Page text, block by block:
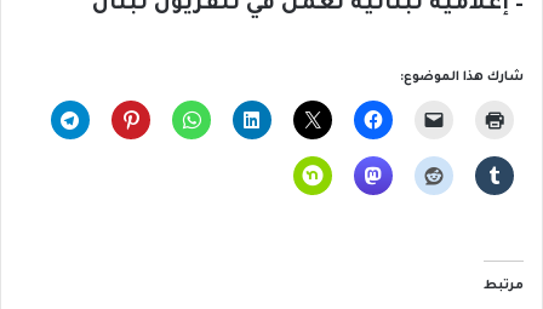
– إعلامية لبنانية تعمل في تلفزيون لبنان
شارك هذا الموضوع:
مرتبط